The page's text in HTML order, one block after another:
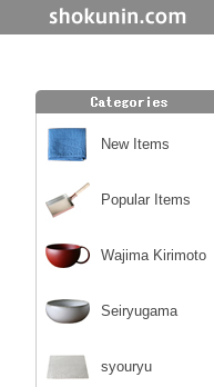
New Items
Popular Items
Wajima Kirimoto
Seiryugama
syouryu